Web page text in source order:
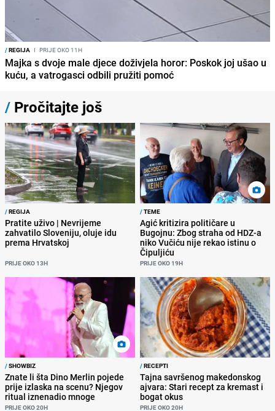
/REGIJA I PRIJE OKO 11H
Majka s dvoje male djece doživjela horor: Poskok joj ušao u
kuću, a vatrogasci odbili pružiti pomoć
/ Pročitajte još
/REGIJA
Pratite uživo | Nevrijeme
zahvatilo Sloveniju, oluje idu
prema Hrvatskoj
PRIJE OKO 13H
/TEME
Agić kritizira političare u
Bugojnu: Zbog straha od HDZ-a
niko Vučiću nije rekao istinu o
Čipuljiću
PRIJE OKO 19H
/SHOWBIZ
Znate li šta Dino Merlin pojede
prije izlaska na scenu? Njegov
ritual iznenadio mnoge
PRIJE OKO 20H
/RECEPTI
Tajna savršenog makedonskog
ajvara: Stari recept za kremast i
bogat okus
PRIJE OKO 20H